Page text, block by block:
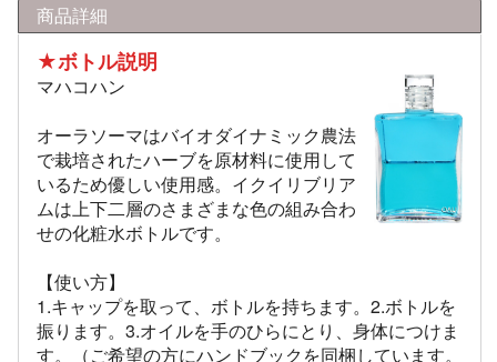
商品詳細
★ボトル説明
マハコハン
オーラソーマはバイオダイナミック農法
で栽培されたハーブを原材料に使用して
いるため優しい使用感。イクイリブリア
ムは上下二層のさまざまな色の組み合わ
せの化粧水ボトルです。
【使い方】
1.キャップを取って、ボトルを持ちます。2.ボトルを
振ります。3.オイルを手のひらにとり、身体につけま
す。（ご希望の方にハンドブックを同梱しています。